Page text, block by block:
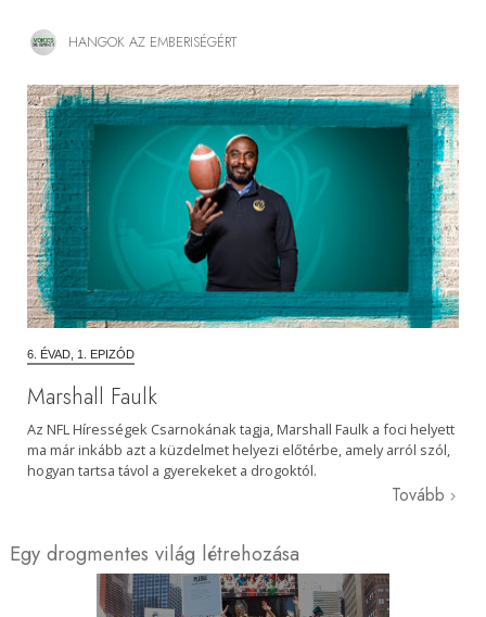
HANGOK AZ EMBERISÉGÉRT
6. ÉVAD, 1. EPIZÓD
Marshall Faulk
Az NFL Hírességek Csarnokának tagja, Marshall Faulk a foci helyett
ma már inkább azt a küzdelmet helyezi előtérbe, amely arról szól,
hogyan tartsa távol a gyerekeket a drogoktól.
Tovább
Egy drogmentes világ létrehozása